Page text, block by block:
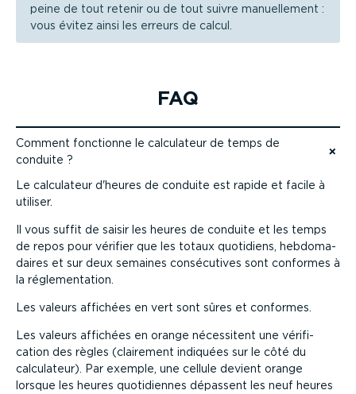
peine de tout retenir ou de tout suivre manuel­lement :
vous évitez ainsi les erreurs de calcul.
FAQ
Comment fonctionne le calculateur de temps de
conduite ?
Accéder au contenu
Le calculateur d'heures de conduite est rapide et facile à
utiliser.
Il vous suffit de saisir les heures de conduite et les temps
de repos pour vérifier que les totaux quotidiens, hebdo­ma­
daires et sur deux semaines consé­cu­tives sont conformes à
la régle­men­tation.
Les valeurs affichées en vert sont sûres et conformes.
Les valeurs affichées en orange nécessitent une vérifi­
cation des règles (clairement indiquées sur le côté du
calculateur). Par exemple, une cellule devient orange
lorsque les heures quoti­diennes dépassent les neuf heures